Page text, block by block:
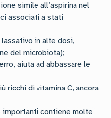
simile all’aspirina nel
associati a stati
in alte dosi,
del microbiota);
aiuta ad abbassare le
ricchi di vitamina C, ancora
importanti contiene molte